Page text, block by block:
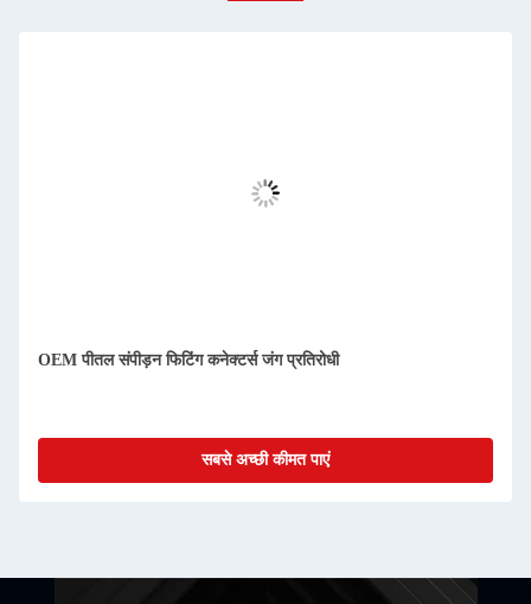
OEM पीतल संपीड़न फिटिंग कनेक्टर्स जंग प्रतिरोधी
सबसे अच्छी कीमत पाएं